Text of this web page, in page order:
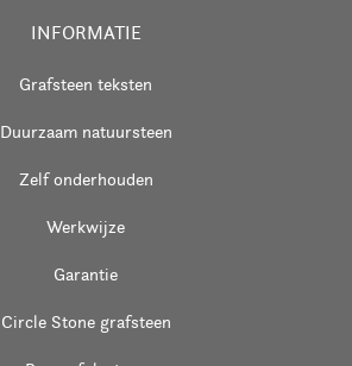
INFORMATIE
Grafsteen teksten
Duurzaam natuursteen
Zelf onderhouden
Werkwijze
Garantie
Circle Stone grafsteen